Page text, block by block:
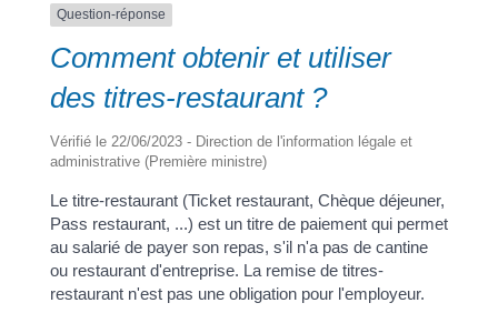
Question-réponse
Comment obtenir et utiliser
des titres-restaurant ?
Vérifié le 22/06/2023 - Direction de l'information légale et
administrative (Première ministre)
Le titre-restaurant (Ticket restaurant, Chèque déjeuner,
Pass restaurant, ...) est un titre de paiement qui permet
au salarié de payer son repas, s'il n'a pas de cantine
ou restaurant d'entreprise. La remise de titres-
restaurant n'est pas une obligation pour l'employeur.